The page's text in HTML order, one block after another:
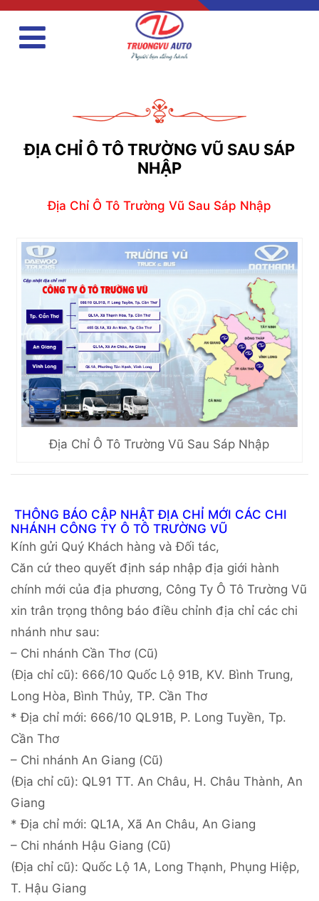
ĐỊA CHỈ Ô TÔ TRƯỜNG VŨ SAU SÁP
NHẬP
Địa Chỉ Ô Tô Trường Vũ Sau Sáp Nhập
Địa Chỉ Ô Tô Trường Vũ Sau Sáp Nhập
THÔNG BÁO CẬP NHẬT ĐỊA CHỈ MỚI CÁC CHI
NHÁNH CÔNG TY Ô TÔ TRƯỜNG VŨ
Kính gửi Quý Khách hàng và Đối tác,
Căn cứ theo quyết định sáp nhập địa giới hành
chính mới của địa phương, Công Ty Ô Tô Trường Vũ
xin trân trọng thông báo điều chỉnh địa chỉ các chi
nhánh như sau:
– Chi nhánh Cần Thơ (Cũ)
(Địa chỉ cũ): 666/10 Quốc Lộ 91B, KV. Bình Trung,
Long Hòa, Bình Thủy, TP. Cần Thơ
* Địa chỉ mới: 666/10 QL91B, P. Long Tuyền, Tp.
Cần Thơ
– Chi nhánh An Giang (Cũ)
(Địa chỉ cũ): QL91 TT. An Châu, H. Châu Thành, An
Giang
* Địa chỉ mới: QL1A, Xã An Châu, An Giang
– Chi nhánh Hậu Giang (Cũ)
(Địa chỉ cũ): Quốc Lộ 1A, Long Thạnh, Phụng Hiệp,
T. Hậu Giang